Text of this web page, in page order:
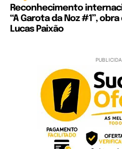
Reconhecimento
“A Garota da Noz #1”,
Lucas Paixão